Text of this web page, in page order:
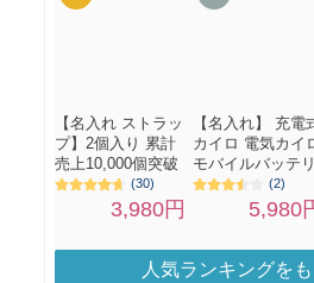
人気ランキングを